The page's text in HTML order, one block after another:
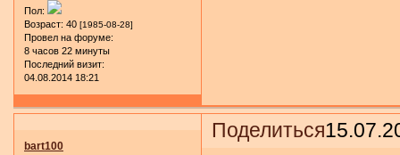
Пол:
Возраст: 40 [1985-08-28]
Провел на форуме:
8 часов 22 минуты
Последний визит:
04.08.2014 18:21
Поделиться
bart100